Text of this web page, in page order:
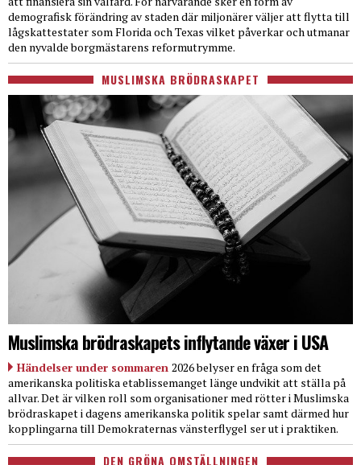
demografisk förändring av staden där miljonärer väljer att flytta till
lågskattestater som Florida och Texas vilket påverkar och utmanar
den nyvalde borgmästarens reformutrymme.
MUSLIMSKA BRÖDRASKAPET
Muslimska brödraskapets inflytande växer i USA
Händelser under sommaren 2026 belyser en fråga som det
amerikanska politiska etablissemanget länge undvikit att ställa på
allvar. Det är vilken roll som organisationer med rötter i Muslimska
brödraskapet i dagens amerikanska politik spelar samt därmed hur
kopplingarna till Demokraternas vänsterflygel ser ut i praktiken.
DEN GRÖNA OMSTÄLLNINGEN